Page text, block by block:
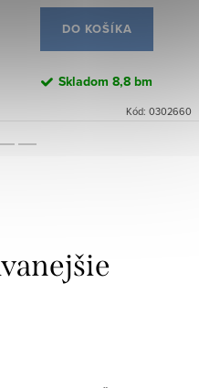
DO KOŠÍKA
Skladom 8,8 bm
Kód: 0302660